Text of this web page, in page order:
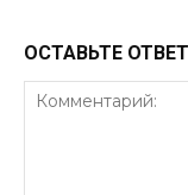
ОСТАВЬТЕ ОТВЕТ